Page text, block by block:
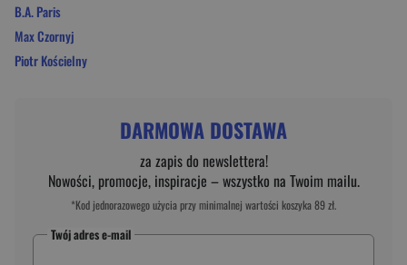
B.A. Paris
Max Czornyj
Piotr Kościelny
DARMOWA DOSTAWA
za zapis do newslettera!
Nowości, promocje, inspiracje – wszystko na Twoim mailu.
*Kod jednorazowego użycia przy minimalnej wartości koszyka 89 zł.
Twój adres e-mail